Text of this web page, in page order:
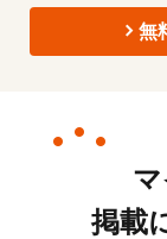
無
掲載